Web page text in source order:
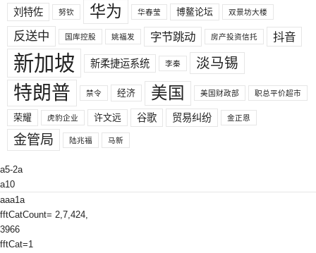
刘特佐 努钦 华为 华春莹 博鳌论坛 双景坊大楼
反送中 国库控股 姚福发 字节跳动 房产投资信托 抖音
新加坡 新柔捷运系统 李秦 淡马锡
特朗普 禁令 经济 美国 美国财政部 职总平价超市
荣耀 虎豹企业 许文远 谷歌 贸易纠纷 金正恩
金管局 陆兆福 马新
a5-2a
a10
aaa1a
fftCatCount= 2,7,424,
3966
fftCat=1